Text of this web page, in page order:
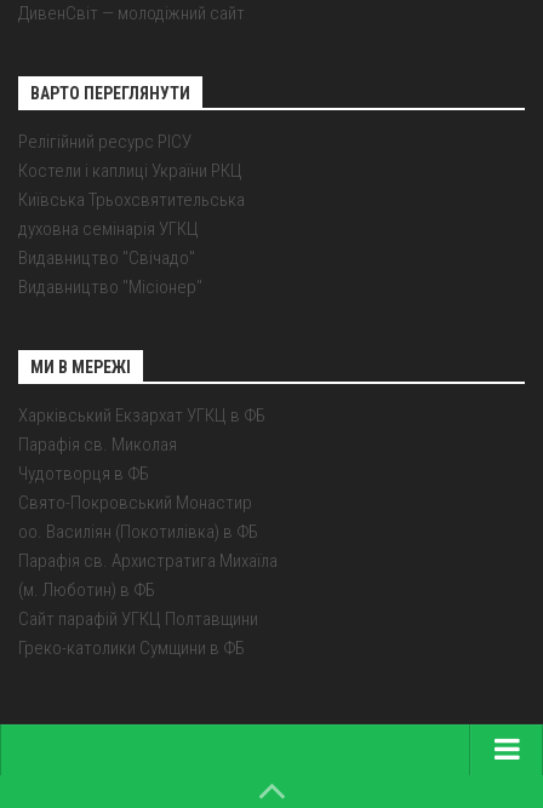
ДивенСвіт — молодіжний сайт
ВАРТО ПЕРЕГЛЯНУТИ
Релігійний ресурс РІСУ
Костели і каплиці України РКЦ
Київська Трьохсвятительська
духовна семінарія УГКЦ
Видавництво "Свічадо"
Видавництво "Місіонер"
МИ В МЕРЕЖІ
Харківський Екзархат УГКЦ в ФБ
Парафія св. Миколая
Чудотворця в ФБ
Свято-Покровський Монастир
оо. Василіян (Покотилівка) в ФБ
Парафія св. Архистратига Михаїла
(м. Люботин) в ФБ
Сайт парафій УГКЦ Полтавщини
Греко-католики Сумщини в ФБ